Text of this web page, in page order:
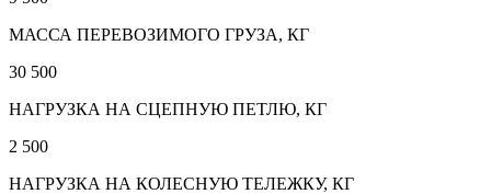
МАССА ПЕРЕВОЗИМОГО ГРУЗА, КГ
30 500
НАГРУЗКА НА СЦЕПНУЮ ПЕТЛЮ, КГ
2 500
НАГРУЗКА НА КОЛЕСНУЮ ТЕЛЕЖКУ, КГ